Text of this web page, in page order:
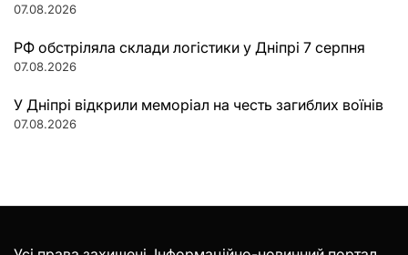
07.08.2026
РФ обстріляла склади логістики у Дніпрі 7 серпня
07.08.2026
У Дніпрі відкрили меморіал на честь загиблих воїнів
07.08.2026